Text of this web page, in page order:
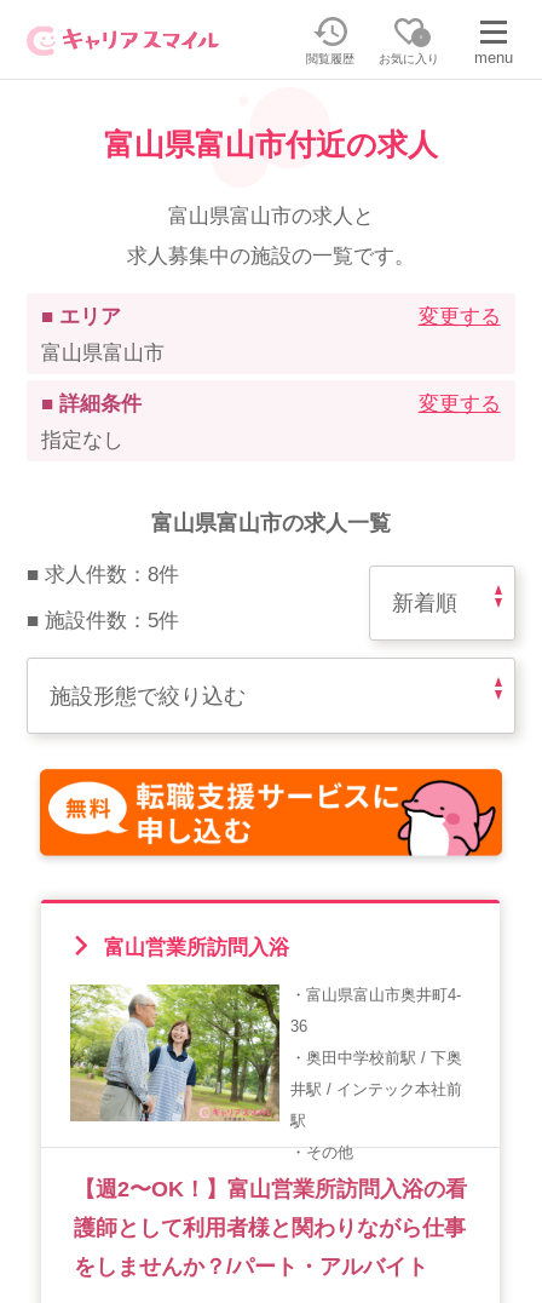
閲覧履歴
0
お気に入り menu
無料相談・お問い合わせはこちら
無料転職相談・お問い合わせの内容を
正社員／パートで働く
派遣で働く
その他のお問い合わせ
正社員・パートの求人を探す
紹介会社を使うメリットについて
介護・看護のお仕事について
WEB勤怠
支店連絡先一覧
会社概要 個人情報保護方針
お知らせ 採用担当者様へ サイトマップ
富山県富山市付近の求人
富山県富山市の求人と
求人募集中の施設の一覧です。
■ エリア
富山県富山市
変更する
■ 詳細条件
指定なし
変更する
富山県富山市の求人一覧
■ 求人件数：8件
■ 施設件数：5件
富山営業所訪問入浴
・富山県富山市奥井町4-
36
・奥田中学校前駅 / 下奥
井駅 / インテック本社前
駅
・その他
【週2〜OK！】富山営業所訪問入浴の看
護師として利用者様と関わりながら仕事
をしませんか？/パート・アルバイト